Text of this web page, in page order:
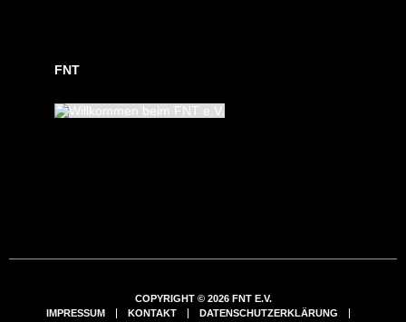
FNT
COPYRIGHT © 2026 FNT E.V.
IMPRESSUM
KONTAKT DATENSCHUTZERKLÄRUNG